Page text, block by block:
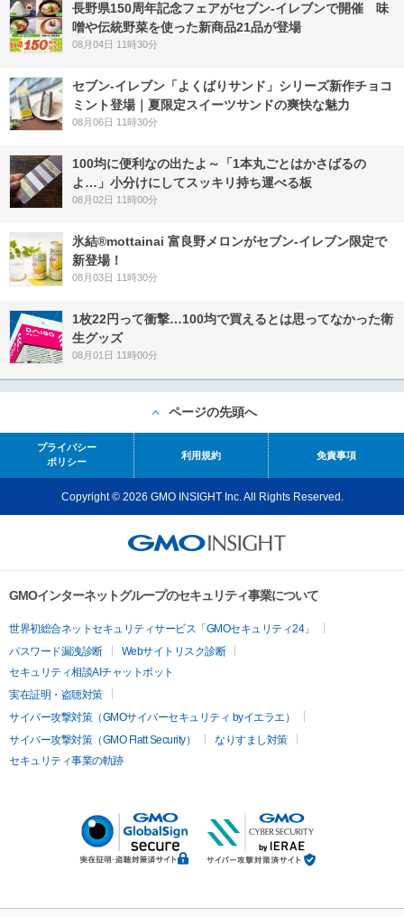
長野県150周年記念フェアがセブン-イレブンで開催 味
噌や伝統野菜を使った新商品21品が登場
08月04日 11時30分
セブン‐イレブン「よくばりサンド」シリーズ新作チョコ
ミント登場｜夏限定スイーツサンドの爽快な魅力
08月06日 11時30分
100均に便利なの出たよ～「1本丸ごとはかさばるの
よ…」小分けにしてスッキリ持ち運べる板
08月02日 11時00分
氷結®mottainai 富良野メロンがセブン‐イレブン限定で
新登場！
08月03日 11時30分
1枚22円って衝撃…100均で買えるとは思ってなかった衛
生グッズ
08月01日 11時00分
ページの先頭へ
プライバシー
ポリシー
利用規約 免責事項
Copyright © 2026 GMO INSIGHT Inc. All Rights Reserved.
GMOインターネットグループのセキュリティ事業について
世界初総合ネットセキュリティサービス「GMOセキュリティ24」
パスワード漏洩診断
Webサイトリスク診断
セキュリティ相談AIチャットボット
実在証明・盗聴対策
サイバー攻撃対策（GMOサイバーセキュリティ byイエラエ）
サイバー攻撃対策（GMO Flatt Security）
なりすまし対策
セキュリティ事業の軌跡